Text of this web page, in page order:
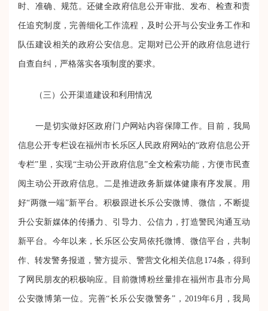
时、准确、规范。还健全政府信息公开审批、发布、检查和责
任追究制度，完善细化工作流程，及时公开与公安业务工作和
队伍建设相关的政府公安信息。定期对已公开的政府信息进行
自查自纠，严格落实各项制度的要求。
（三）公开渠道建设和利用情况
一是切实做好区政府门户网站内容保障工作。 目前，我局
信息公开专栏设在福州市长乐区人民政府网站的“政府信息公开
专栏”里，实现“主动公开政府信息”全文检索功能，方便市民查
阅主动公开政府信息。 二是推进政务新媒体健康有序发展。 用
好“两微一端”新平台。积极跟进长乐公安微博、微信，不断提
升公安新媒体的传播力、引导力、公信力，打造警民沟通互动
新平台。今年以来，长乐区公安局依托微博、微信平台，共制
作、转发警务报道，警方提示、警营文化相关信息174条，得到
了网民朋友的积极响应。目前微博粉丝量排在福州市县市分局
公安微博第一位。完善“长乐公安微警务”，2019年6月，我局